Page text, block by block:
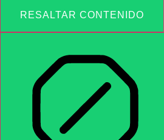
RESALTAR CONTENIDO